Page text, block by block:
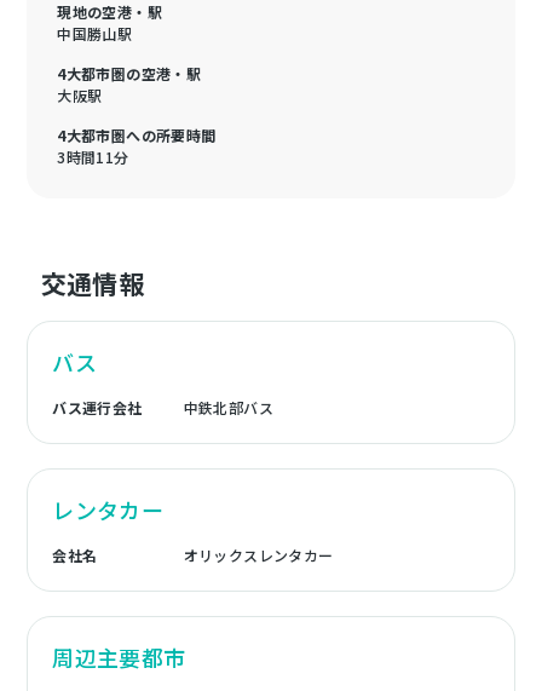
現地の空港・駅
中国勝山駅
4大都市圏の空港・駅
大阪駅
4大都市圏への所要時間
3時間11分
交通情報
バス
バス運行会社 中鉄北部バス
レンタカー
会社名 オリックスレンタカー
周辺主要都市